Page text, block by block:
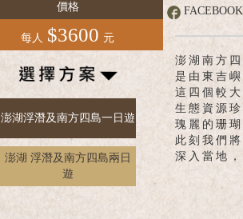
價格
每人 $3600 元
澎湖浮潛及南方四島一日遊
澎湖 浮潛及南方四島兩日
遊
澎湖南方
是由東吉
這四個較
生態資源
瑰麗的珊
此刻我們
深入當地